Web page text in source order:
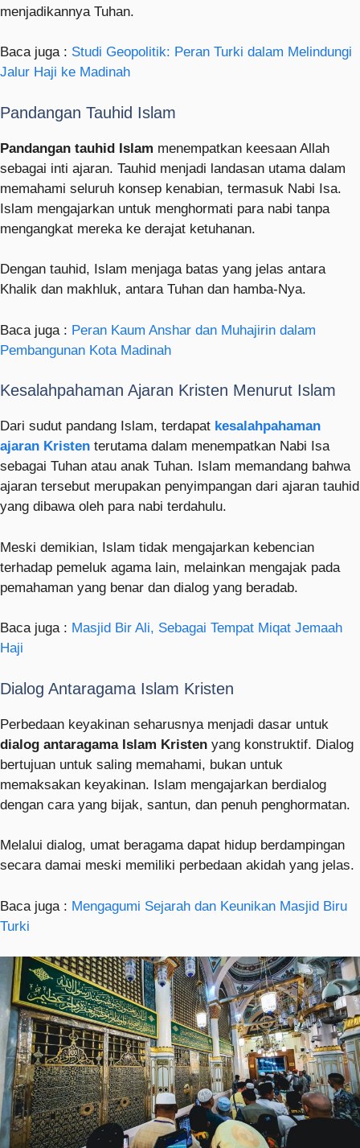
menjadikannya Tuhan.
Baca juga : Studi Geopolitik: Peran Turki dalam Melindungi
Jalur Haji ke Madinah
Pandangan Tauhid Islam
Pandangan tauhid Islam menempatkan keesaan Allah
sebagai inti ajaran. Tauhid menjadi landasan utama dalam
memahami seluruh konsep kenabian, termasuk Nabi Isa.
Islam mengajarkan untuk menghormati para nabi tanpa
mengangkat mereka ke derajat ketuhanan.
Dengan tauhid, Islam menjaga batas yang jelas antara
Khalik dan makhluk, antara Tuhan dan hamba-Nya.
Baca juga : Peran Kaum Anshar dan Muhajirin dalam
Pembangunan Kota Madinah
Kesalahpahaman Ajaran Kristen Menurut Islam
Dari sudut pandang Islam, terdapat kesalahpahaman
ajaran Kristen terutama dalam menempatkan Nabi Isa
sebagai Tuhan atau anak Tuhan. Islam memandang bahwa
ajaran tersebut merupakan penyimpangan dari ajaran tauhid
yang dibawa oleh para nabi terdahulu.
Meski demikian, Islam tidak mengajarkan kebencian
terhadap pemeluk agama lain, melainkan mengajak pada
pemahaman yang benar dan dialog yang beradab.
Baca juga : Masjid Bir Ali, Sebagai Tempat Miqat Jemaah
Haji
Dialog Antaragama Islam Kristen
Perbedaan keyakinan seharusnya menjadi dasar untuk
dialog antaragama Islam Kristen yang konstruktif. Dialog
bertujuan untuk saling memahami, bukan untuk
memaksakan keyakinan. Islam mengajarkan berdialog
dengan cara yang bijak, santun, dan penuh penghormatan.
Melalui dialog, umat beragama dapat hidup berdampingan
secara damai meski memiliki perbedaan akidah yang jelas.
Baca juga : Mengagumi Sejarah dan Keunikan Masjid Biru
Turki